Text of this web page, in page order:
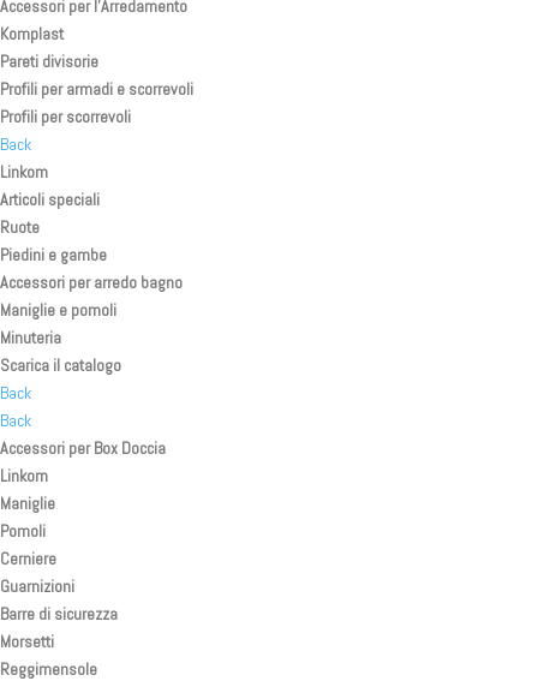
Accessori per l’Arredamento
Komplast
Pareti divisorie
Profili per armadi e scorrevoli
Profili per scorrevoli
Back
Linkom
Articoli speciali
Ruote
Piedini e gambe
Accessori per arredo bagno
Maniglie e pomoli
Minuteria
Scarica il catalogo
Back
Back
Accessori per Box Doccia
Linkom
Maniglie
Pomoli
Cerniere
Guarnizioni
Barre di sicurezza
Morsetti
Reggimensole